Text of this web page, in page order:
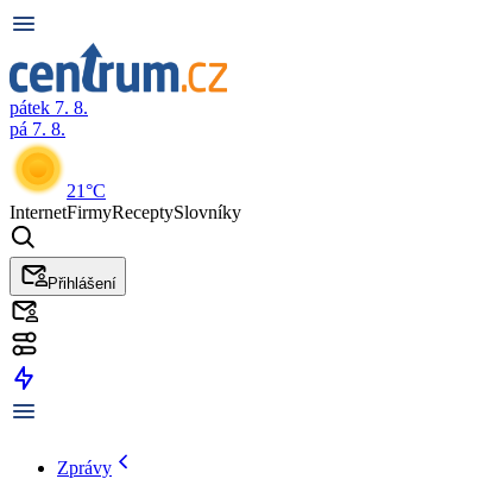
pátek 7. 8.
pá 7. 8.
21°C
InternetFirmyReceptySlovníky
Přihlášení
Zprávy